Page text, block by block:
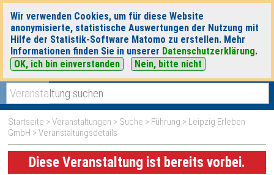
Wir verwenden Cookies, um für diese Website
anonymisierte, statistische Auswertungen der Nutzung mit
Hilfe der Statistik-Software Matomo zu erstellen. Mehr
Informationen finden Sie in unserer Datenschutzerklärung.
OK, ich bin einverstanden
Nein, bitte nicht
heute|morgen|
Startseite >Veranstaltungen > Suche > Führung > Leipzig Erleben
GmbH > Veranstaltungsdetails
Diese Veranstaltung ist bereits vorbei.